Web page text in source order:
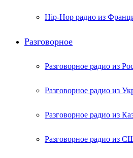
Hip-Hop радио из
Разговорное
Разговорное радио из
Разговорное радио из
Разговорное радио из
Разговорное радио из